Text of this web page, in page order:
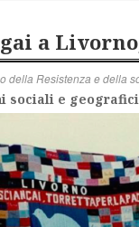
a Livorno,
della Resistenza e della
sociali e